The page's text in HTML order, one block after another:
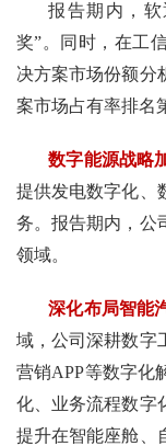
报告期内，软
奖”。同时，在工
决方案市场份额分
案市场占有率排名
数字能源战略
提供发电数字化、
务。报告期内，公
领域。
深化布局智能
域，公司深耕数字
营销APP等数字化
化、业务流程数字
提升在智能座舱、